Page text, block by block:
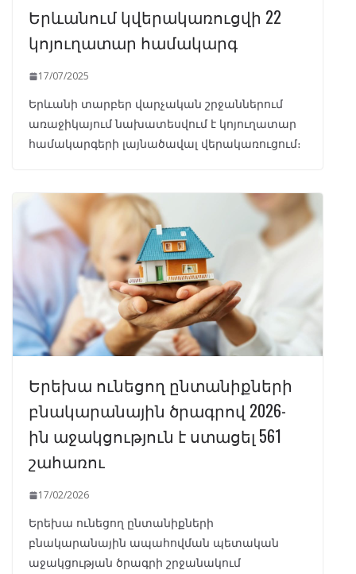
Երևանում կվերակառուցվի 22
կոյուղատար համակարգ
17/07/2025
Երևանի տարբեր վարչական շրջաններում
առաջիկայում նախատեսվում է կոյուղատար
համակարգերի լայնածավալ վերակառուցում։
Երեխա ունեցող ընտանիքների
բնակարանային ծրագրով 2026-
ին աջակցություն է ստացել 561
շահառու
17/02/2026
Երեխա ունեցող ընտանիքների
բնակարանային ապահովման պետական
աջակցության ծրագրի շրջանակում